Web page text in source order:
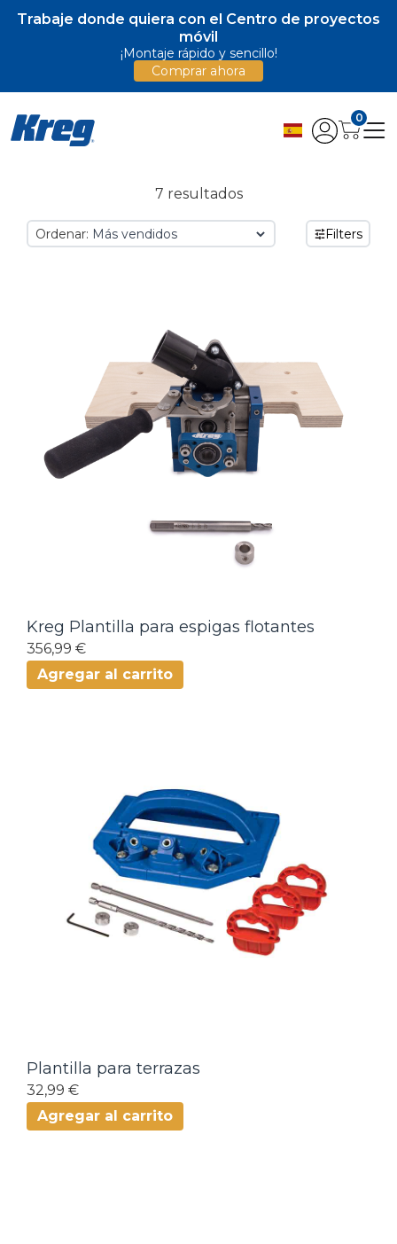
Trabaje donde quiera con el Centro de proyectos
móvil
¡Montaje rápido y sencillo!
Comprar ahora
0
7 resultados
Ordenar: Filters
Kreg Plantilla para espigas flotantes
356,99 €
Agregar al carrito
Plantilla para terrazas
32,99 €
Agregar al carrito